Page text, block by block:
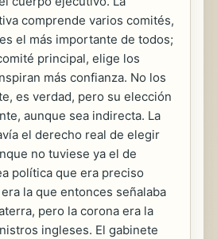
comprende varios comités,
el más importante de todos;
principal, elige los
más confianza. No los
es verdad, pero su elección
aunque sea indirecta. La
el derecho real de elegir
no tuviese ya el de
política que era preciso
la que entonces señalaba
pero la corona era la
ingleses. El gabinete